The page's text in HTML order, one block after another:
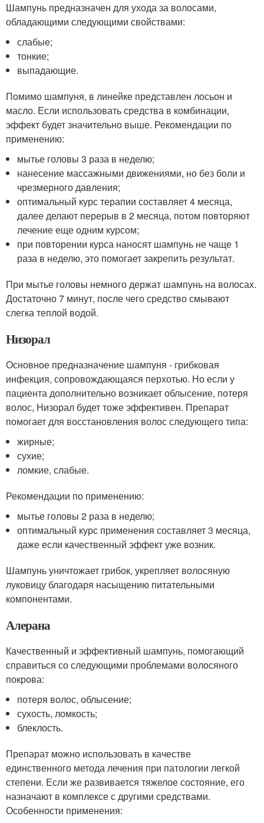
Шампунь предназначен для ухода за волосами,
обладающими следующими свойствами:
слабые;
тонкие;
выпадающие.
Помимо шампуня, в линейке представлен лосьон и
масло. Если использовать средства в комбинации,
эффект будет значительно выше. Рекомендации по
применению:
мытье головы 3 раза в неделю;
нанесение массажными движениями, но без боли и
чрезмерного давления;
оптимальный курс терапии составляет 4 месяца,
далее делают перерыв в 2 месяца, потом повторяют
лечение еще одним курсом;
при повторении курса наносят шампунь не чаще 1
раза в неделю, это помогает закрепить результат.
При мытье головы немного держат шампунь на волосах.
Достаточно 7 минут, после чего средство смывают
слегка теплой водой.
Низорал
Основное предназначение шампуня - грибковая
инфекция, сопровождающаяся перхотью. Но если у
пациента дополнительно возникает облысение, потеря
волос, Низорал будет тоже эффективен. Препарат
помогает для восстановления волос следующего типа:
жирные;
сухие;
ломкие, слабые.
Рекомендации по применению:
мытье головы 2 раза в неделю;
оптимальный курс применения составляет 3 месяца,
даже если качественный эффект уже возник.
Шампунь уничтожает грибок, укрепляет волосяную
луковицу благодаря насыщению питательными
компонентами.
Алерана
Качественный и эффективный шампунь, помогающий
справиться со следующими проблемами волосяного
покрова:
потеря волос, облысение;
сухость, ломкость;
блеклость.
Препарат можно использовать в качестве
единственного метода лечения при патологии легкой
степени. Если же развивается тяжелое состояние, его
назначают в комплексе с другими средствами.
Особенности применения: